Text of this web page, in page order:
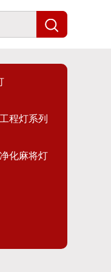
程灯系列
化麻将灯